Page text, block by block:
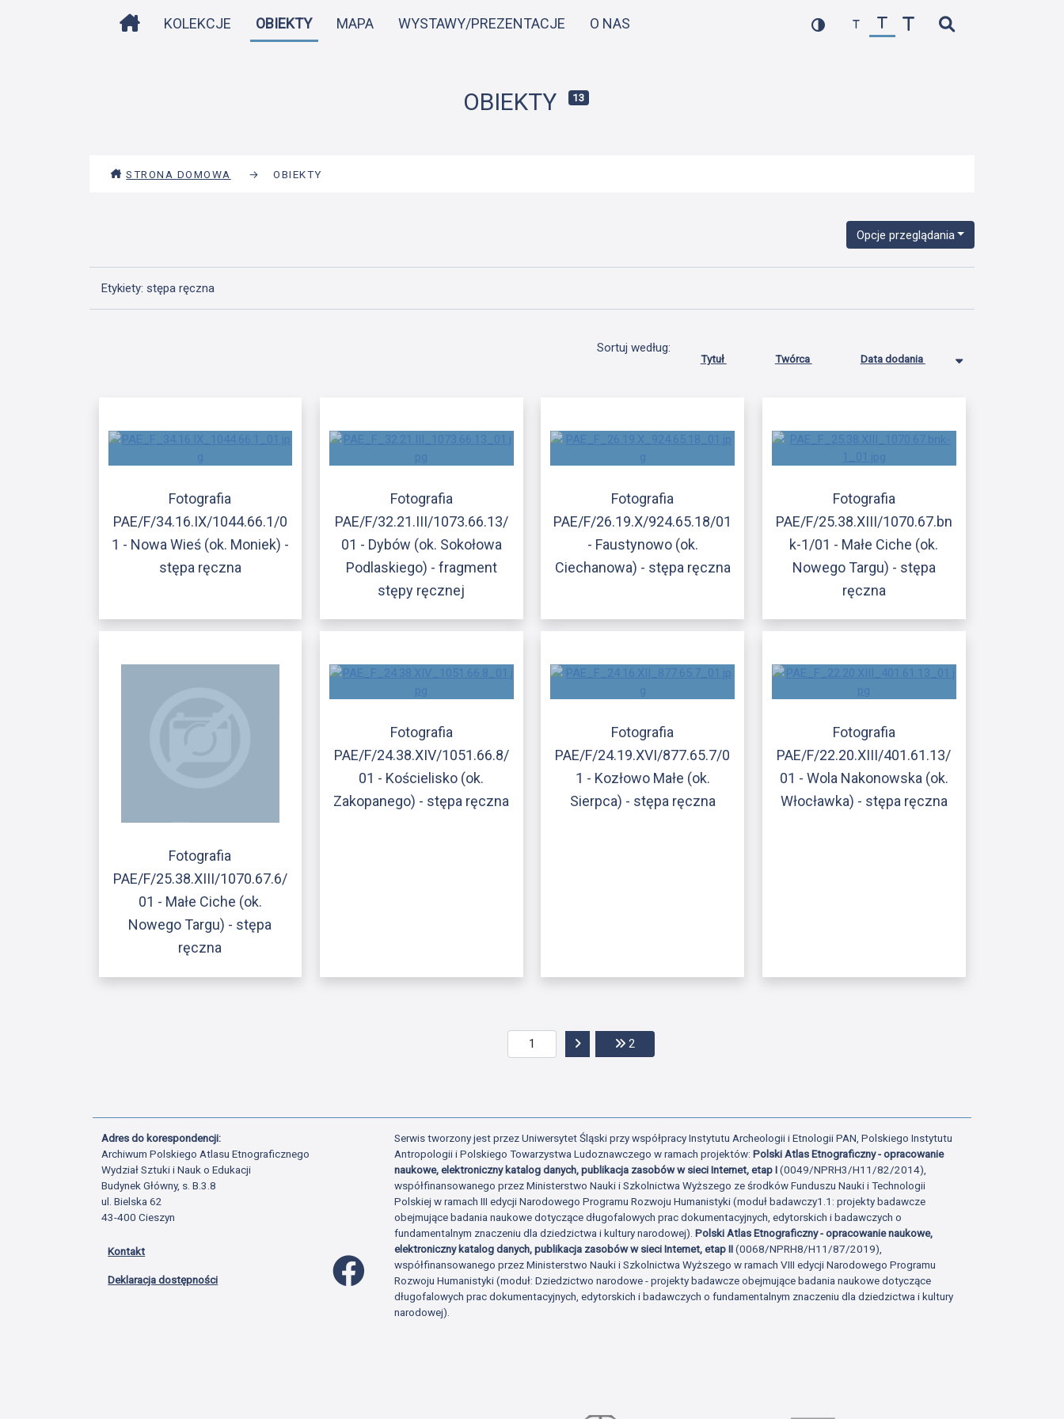
do
STRONA DOMOWA
KOLEKCJE OBIEKTY MAPA WYSTAWY/PREZENTACJE O NAS
OBIEKTY 13
STRONA DOMOWA → OBIEKTY
Opcje przeglądania
Etykiety: stępa ręczna
Sortuj według:
Tytuł Twórca Data dodania
Fotografia
PAE/F/34.16.IX/1044.66.1/0
1 - Nowa Wieś (ok. Moniek) -
stępa ręczna
Fotografia
PAE/F/32.21.III/1073.66.13/
01 - Dybów (ok. Sokołowa
Podlaskiego) - fragment
stępy ręcznej
Fotografia
PAE/F/26.19.X/924.65.18/01
- Faustynowo (ok.
Ciechanowa) - stępa ręczna
Fotografia
PAE/F/25.38.XIII/1070.67.bn
k-1/01 - Małe Ciche (ok.
Nowego Targu) - stępa
ręczna
Fotografia
PAE/F/25.38.XIII/1070.67.6/
01 - Małe Ciche (ok.
Nowego Targu) - stępa
ręczna
Fotografia
PAE/F/24.38.XIV/1051.66.8/
01 - Kościelisko (ok.
Zakopanego) - stępa ręczna
Fotografia
PAE/F/24.19.XVI/877.65.7/0
1 - Kozłowo Małe (ok.
Sierpca) - stępa ręczna
Fotografia
PAE/F/22.20.XIII/401.61.13/
01 - Wola Nakonowska (ok.
Włocławka) - stępa ręczna
Przejdź do następnej strony
2
Adres do korespondencji:
Archiwum Polskiego Atlasu Etnograficznego
Wydział Sztuki i Nauk o Edukacji
Budynek Główny, s. B.3.8
ul. Bielska 62
43-400 Cieszyn
Kontakt
Deklaracja dostępności
Profil Facebook
Serwis tworzony jest przez Uniwersytet Śląski przy współpracy Instytutu Archeologii i Etnologii PAN, Polskiego Instytutu
Antropologii i Polskiego Towarzystwa Ludoznawczego w ramach projektów:Polski Atlas Etnograficzny - opracowanie
naukowe, elektroniczny katalog danych, publikacja zasobów w sieci Internet, etap I(0049/NPRH3/H11/82/2014),
współfinansowanego przez Ministerstwo Nauki i Szkolnictwa Wyższego ze środków Funduszu Nauki i Technologii
Polskiej w ramach III edycji Narodowego Programu Rozwoju Humanistyki (moduł badawczy1.1: projekty badawcze
obejmujące badania naukowe dotyczące długofalowych prac dokumentacyjnych, edytorskich i badawczych o
fundamentalnym znaczeniu dla dziedzictwa i kultury narodowej).Polski Atlas Etnograficzny - opracowanie naukowe,
elektroniczny katalog danych, publikacja zasobów w sieci Internet, etap II(0068/NPRH8/H11/87/2019),
współfinansowanego przez Ministerstwo Nauki i Szkolnictwa Wyższego w ramach VIII edycji Narodowego Programu
Rozwoju Humanistyki (moduł: Dziedzictwo narodowe - projekty badawcze obejmujące badania naukowe dotyczące
długofalowych prac dokumentacyjnych, edytorskich i badawczych o fundamentalnym znaczeniu dla dziedzictwa i kultury
narodowej).